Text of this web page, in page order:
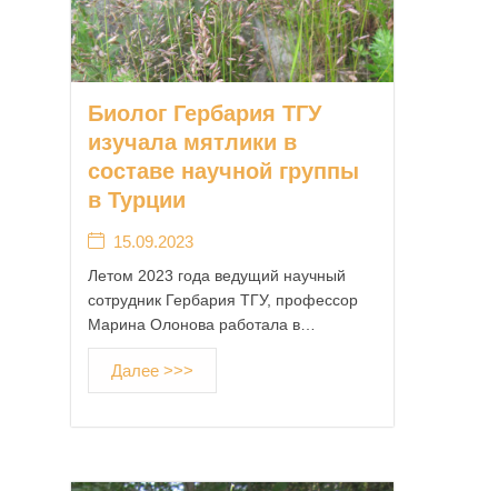
Биолог Гербария ТГУ
изучала мятлики в
составе научной группы
в Турции
15.09.2023
Летом 2023 года ведущий научный
сотрудник Гербария ТГУ, профессор
Марина Олонова работала в…
Далее >>>